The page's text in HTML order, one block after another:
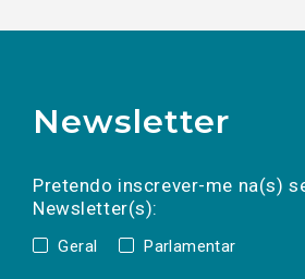
Newsletter
Pretendo inscrever-me na(s)
Newsletter(s):
Geral Parlamentar
a(s) newsletter(s).
mail